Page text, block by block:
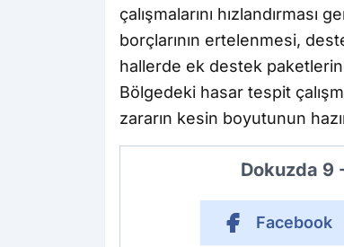
çalışmalarını
borçlarının ertelenmesi,
hallerde ek destek
Bölgedeki hasar tespit
zararın kesin boyutunun
Dokuzda 9
Facebook